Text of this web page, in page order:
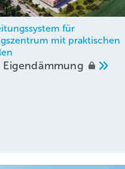
für
mit praktischen
Eigendämmung